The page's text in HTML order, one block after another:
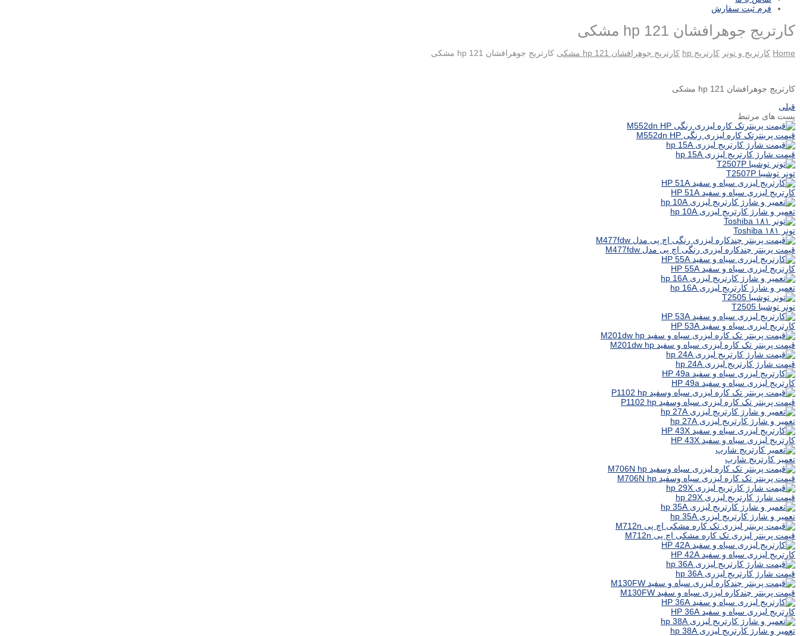
فرم ثبت سفارش
کارتریج جوهرافشان hp 121 مشکی
Home کارتریج و تونر کارتریج hp کارتریج جوهرافشان hp 121 مشکی کارتریج جوهرافشان hp 121 مشکی
کارتریج جوهرافشان hp 121 مشکی
قبلی
پست های مرتبط
قیمت پرینترتک کاره لیزری رنگی M552dn HP
قیمت شارژ کارتریج لیزری hp 15A
تونر توشیبا T2507P
کارتریج لیزری سیاه و سفید HP 51A
تعمیر و شارژ کارتریج لیزری hp 10A
تونر ۱۸۱ Toshiba
قیمت پرینتر چندکاره لیزری رنگی اچ پی مدل M477fdw
کارتریج لیزری سیاه و سفید HP 55A
تعمیر و شارژ کارتریج لیزری hp 16A
تونر توشیبا T2505
کارتریج لیزری سیاه و سفید HP 53A
قیمت پرینتر تک کاره لیزری سیاه و سفید M201dw hp
قیمت شارژ کارتریج لیزری hp 24A
کارتریج لیزری سیاه و سفید HP 49a
قیمت پرینتر تک کاره لیزری سیاه وسفید P1102 hp
تعمیر و شارژ کارتریج لیزری hp 27A
کارتریج لیزری سیاه و سفید HP 43X
تعمیر کارتریج شارپ
قیمت پرینتر تک کاره لیزری سیاه وسفید M706N hp
قیمت شارژ کارتریج لیزری hp 29X
تعمیر و شارژ کارتریج لیزری hp 35A
قیمت پرینتر لیزری تک کاره مشکی اچ پی M712n
کارتریج لیزری سیاه و سفید HP 42A
قیمت شارژ کارتریج لیزری hp 36A
قیمت پرینتر چندکاره لیزری سیاه و سفید M130FW
کارتریج لیزری سیاه و سفید HP 36A
تعمیر و شارژ کارتریج لیزری hp 38A